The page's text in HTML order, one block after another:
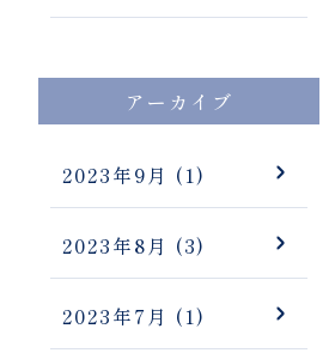
アーカイブ
2023年9月 (1)
2023年8月 (3)
2023年7月 (1)